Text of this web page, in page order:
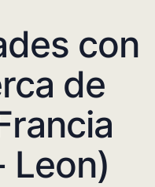
con
de
Leon)